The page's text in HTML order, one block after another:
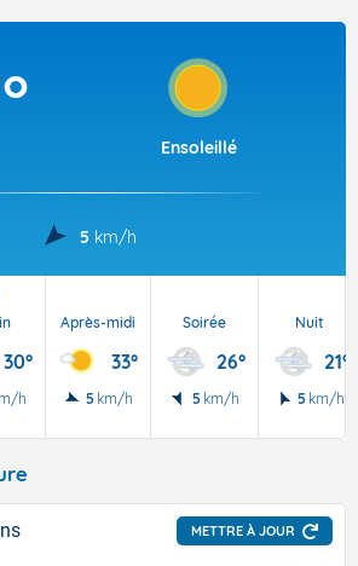
Ensoleillé
5 km/h
30°
h
Après-midi
33°
5 km/h
Soirée
26°
5 km/h
Nuit
21°
5 km/h
METTRE À JOUR